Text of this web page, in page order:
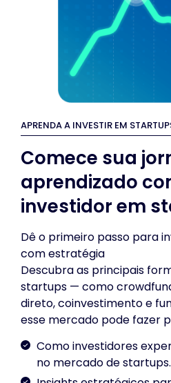
APRENDA A INVESTIR EM
Comece sua
aprendizado
investidor em
Dê o primeiro passo para
com estratégia
Descubra as principais
startups — como
direto, coinvestimento e
esse mercado pode fazer
Como investidores
no mercado de startups.